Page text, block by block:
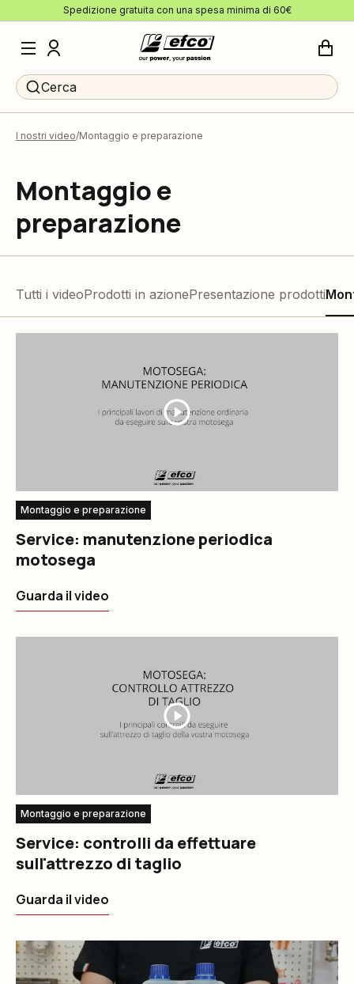
Spedizione gratuita con una spesa minima di 60€
Cerca
I nostri video Montaggio e preparazione
Montaggio e
preparazione
Tutti i videoProdotti in azionePresentazione prodotti
Montaggio e preparazione
Service: manutenzione periodica
motosega
Guarda il video
Montaggio e preparazione
Service: controlli da effettuare
sull'attrezzo di taglio
Guarda il video